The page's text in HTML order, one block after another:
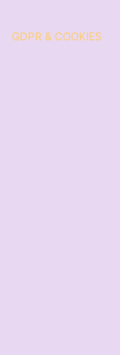
GDPR & COOKIES